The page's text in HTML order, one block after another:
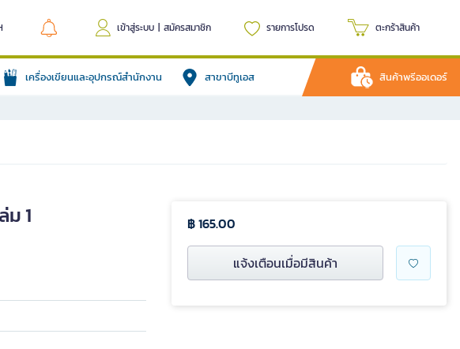
เข้าสู่ระบบ | สมัครสมาชิก รายการโปรด ตะกร้าสินค้า
เครื่องเขียนและอุปกรณ์สำนักงาน สาขาบีทูเอส สินค้าพรีออเดอร์
ม 1 ฿ 165.00
แจ้งเตือนเมื่อมีสินค้า